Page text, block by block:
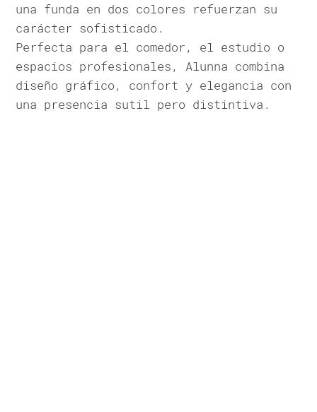
una funda en dos colores refuerzan su
carácter sofisticado.
Perfecta para el comedor, el estudio o
espacios profesionales, Alunna combina
diseño gráfico, confort y elegancia con
una presencia sutil pero distintiva.